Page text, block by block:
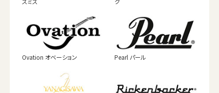
Ovation オベーション Pearl パール